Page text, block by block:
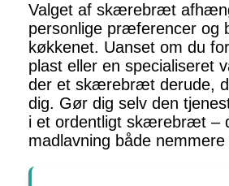
Valget af skærebræt
personlige præferencer og
køkkenet. Uanset om du
plast eller en specialiseret
der et skærebræt derude,
dig. Gør dig selv den
i et ordentligt skærebræt –
madlavning både